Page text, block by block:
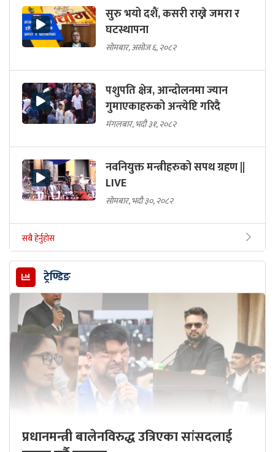
सुरु भयो दशैं, कसरी राख्ने जमरा र
घटस्थापना
सोमबार, असोज ६, २०८२
पशुपति क्षेत्र, आन्दोलनमा ज्यान
गुमाएकाहरुको अन्त्येष्टि गरिदै
मंगलबार, भदौ ३१, २०८२
नवनियुक्त मन्त्रीहरुको सपथ ग्रहण ||
LIVE
सोमबार, भदौ ३०, २०८२
सबै हेर्नुहोस
ट्रेण्डिङ
प्रधानमन्त्री बालेनविरुद्ध उत्रिएका सांसदलाई